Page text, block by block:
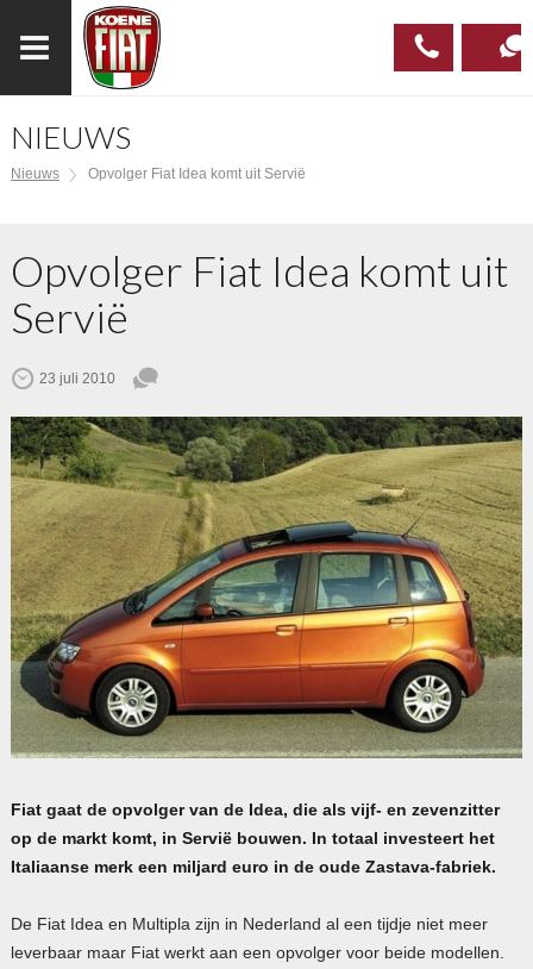
NIEUWS
Nieuws Opvolger Fiat Idea komt uit Servië
Opvolger Fiat Idea komt uit
Servië
23 juli 2010
Fiat gaat de opvolger van de Idea, die als vijf- en zevenzitter
op de markt komt, in Servië bouwen. In totaal investeert het
Italiaanse merk een miljard euro in de oude Zastava-fabriek.
De Fiat Idea en Multipla zijn in Nederland al een tijdje niet meer
leverbaar maar Fiat werkt aan een opvolger voor beide modellen.